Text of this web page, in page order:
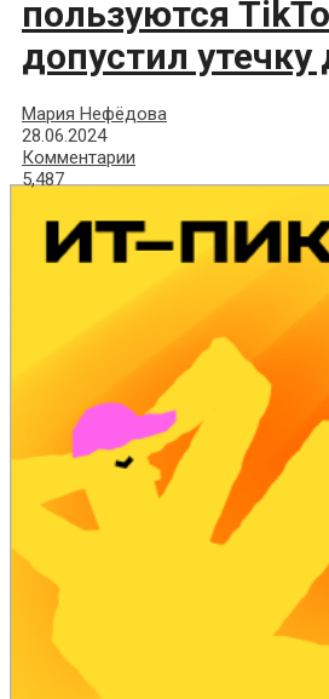
пользуются
допустил
Мария Нефёдова
28.06.2024
Комментарии
5,487